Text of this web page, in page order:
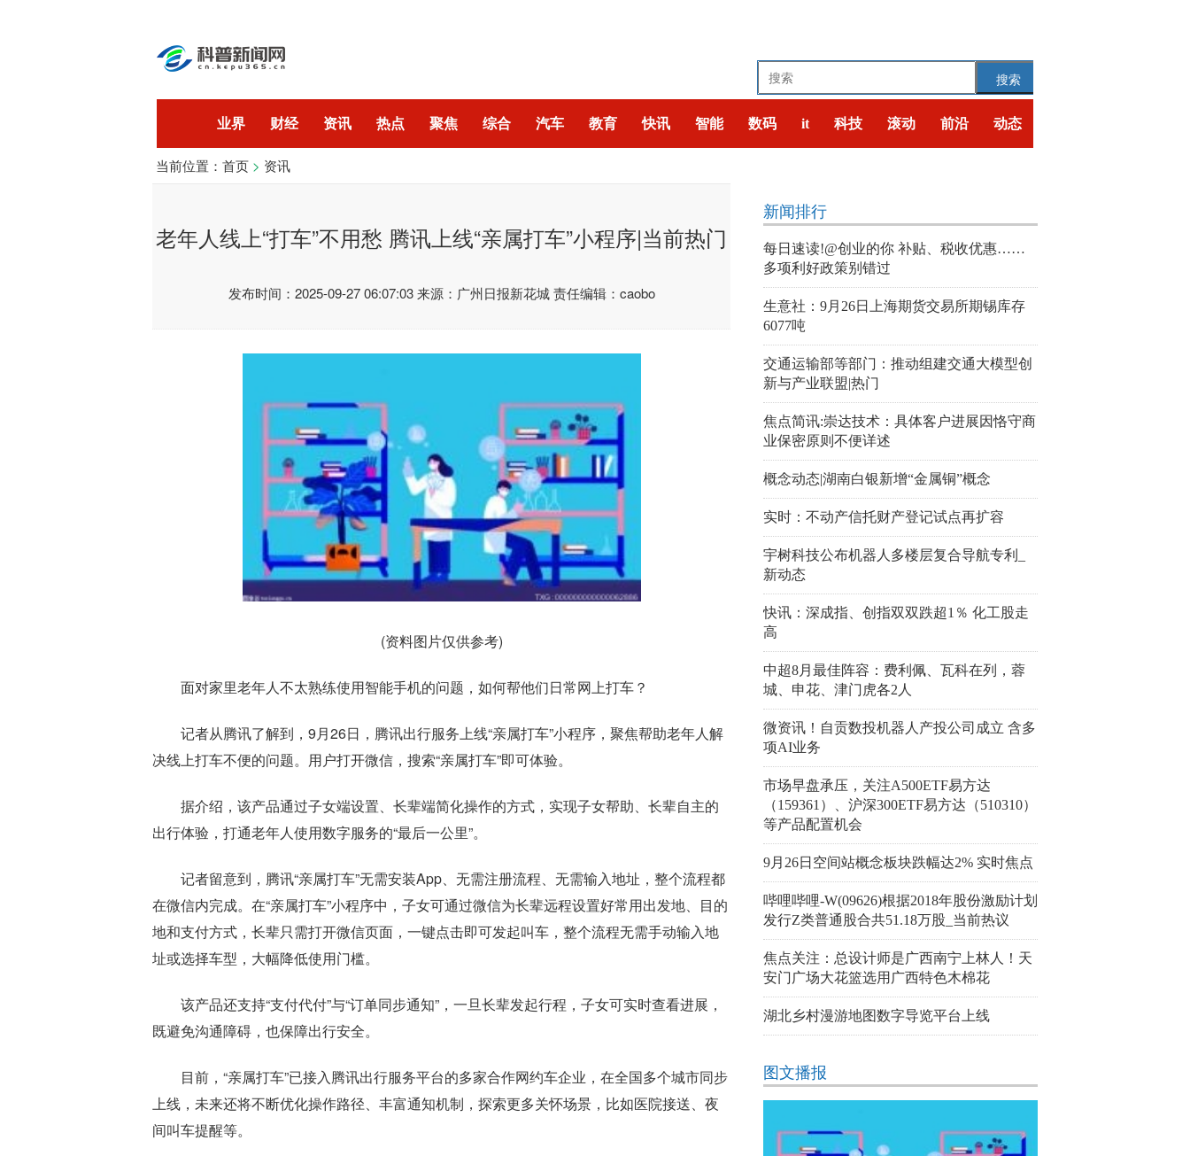
搜索
业界 财经 资讯 热点 聚焦 综合 汽车 教育 快讯 智能 数码 it 科技 滚动 前沿 动态
开发 技术
当前位置： 首页 > 资讯
老年人线上“打车”不用愁 腾讯上线“亲属打车”小程序|当前热门
发布时间：2025-09-27 06:07:03 来源：广州日报新花城 责任编辑：caobo
(资料图片仅供参考)
面对家里老年人不太熟练使用智能手机的问题，如何帮他们日常网上打车？
记者从腾讯了解到，9月26日，腾讯出行服务上线“亲属打车”小程序，聚焦帮助老年人解
决线上打车不便的问题。用户打开微信，搜索“亲属打车”即可体验。
据介绍，该产品通过子女端设置、长辈端简化操作的方式，实现子女帮助、长辈自主的
出行体验，打通老年人使用数字服务的“最后一公里”。
记者留意到，腾讯“亲属打车”无需安装App、无需注册流程、无需输入地址，整个流程都
在微信内完成。在“亲属打车”小程序中，子女可通过微信为长辈远程设置好常用出发地、目的
地和支付方式，长辈只需打开微信页面，一键点击即可发起叫车，整个流程无需手动输入地
址或选择车型，大幅降低使用门槛。
该产品还支持“支付代付”与“订单同步通知”，一旦长辈发起行程，子女可实时查看进展，
既避免沟通障碍，也保障出行安全。
目前，“亲属打车”已接入腾讯出行服务平台的多家合作网约车企业，在全国多个城市同步
上线，未来还将不断优化操作路径、丰富通知机制，探索更多关怀场景，比如医院接送、夜
间叫车提醒等。
新闻排行
每日速读!@创业的你 补贴、税收优惠……
多项利好政策别错过
生意社：9月26日上海期货交易所期锡库存
6077吨
交通运输部等部门：推动组建交通大模型创
新与产业联盟|热门
焦点简讯:崇达技术：具体客户进展因恪守商
业保密原则不便详述
概念动态|湖南白银新增“金属铜”概念
实时：不动产信托财产登记试点再扩容
宇树科技公布机器人多楼层复合导航专利_
新动态
快讯：深成指、创指双双跌超1％ 化工股走
高
中超8月最佳阵容：费利佩、瓦科在列，蓉
城、申花、津门虎各2人
微资讯！自贡数投机器人产投公司成立 含多
项AI业务
市场早盘承压，关注A500ETF易方达
（159361）、沪深300ETF易方达（510310）
等产品配置机会
9月26日空间站概念板块跌幅达2% 实时焦点
哔哩哔哩-W(09626)根据2018年股份激励计划
发行Z类普通股合共51.18万股_当前热议
焦点关注：总设计师是广西南宁上林人！天
安门广场大花篮选用广西特色木棉花
湖北乡村漫游地图数字导览平台上线
图文播报